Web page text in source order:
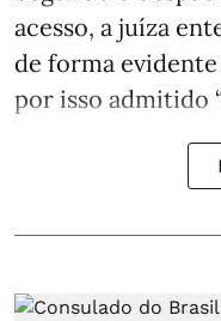
acesso, a juíza
de forma evidente
por isso admitido